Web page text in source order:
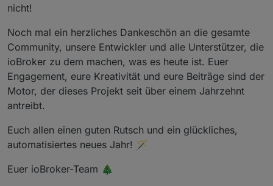
nicht!
Noch mal ein herzliches Dankeschön an die gesamte
Community, unsere Entwickler und alle Unterstützer, die
ioBroker zu dem machen, was es heute ist. Euer
Engagement, eure Kreativität und eure Beiträge sind der
Motor, der dieses Projekt seit über einem Jahrzehnt
antreibt.
Euch allen einen guten Rutsch und ein glückliches,
automatisiertes neues Jahr! 🪄
Euer ioBroker-Team 🎄